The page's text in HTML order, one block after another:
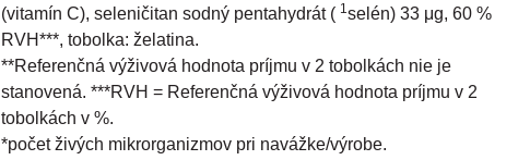
(vitamín C), seleničitan sodný pentahydrát ( 1selén) 33 μg, 60 %
RVH***, tobolka: želatina.
**Referenčná výživová hodnota príjmu v 2 tobolkách nie je
stanovená. ***RVH = Referenčná výživová hodnota príjmu v 2
tobolkách v %.
*počet živých mikrorganizmov pri navážke/výrobe.